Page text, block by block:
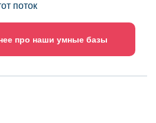
поток
про наши умные базы